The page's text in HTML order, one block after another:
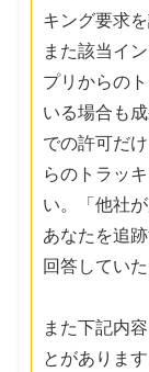
キング要求
また該当イ
プリからの
いる場合も
での許可だ
らのトラッ
い。「他社
あなたを追
回答してい
また下記内
とがあります